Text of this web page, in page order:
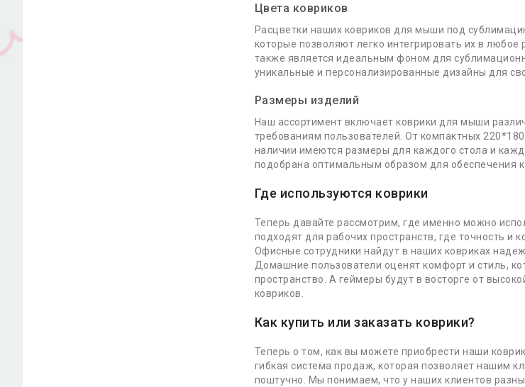
Цвета ковриков
Расцветки наших ковриков для мыши под
которые позволяют легко интегрировать их в
также является идеальным фоном для
уникальные и персонализированные дизайны для
Размеры изделий
Наш ассортимент включает коврики для мыши
требованиям пользователей. От компактных
наличии имеются размеры для каждого стола и
подобрана оптимальным образом для обеспечения
Где используются коврики
Теперь давайте рассмотрим, где именно можно
подходят для рабочих пространств, где точность
Офисные сотрудники найдут в наших ковриках
Домашние пользователи оценят комфорт и стиль,
пространство. А геймеры будут в восторге от
ковриков.
Как купить или заказать коврики?
Теперь о том, как вы можете приобрести наши
гибкая система продаж, которая позволяет нашим
поштучно. Мы понимаем, что у наших клиентов